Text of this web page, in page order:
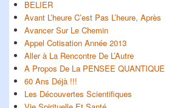
BELIER
Avant L’heure C’est Pas L’heure, Après
Avancer Sur Le Chemin
Appel Cotisation Année 2013
Aller à La Rencontre De L’Autre
A Propos De La PENSEE QUANTIQUE
60 Ans Déjà !!!
Les Découvertes Scientifiques